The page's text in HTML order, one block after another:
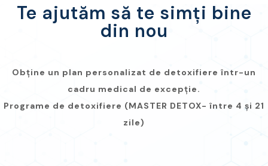
Te ajutăm să te simți bine
din nou
Obține un plan personalizat de detoxifiere într-un
cadru medical de excepție.
Programe de detoxifiere (MASTER DETOX- între 4 și 21
zile)